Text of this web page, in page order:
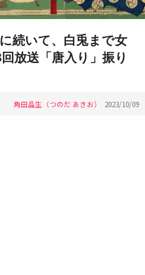
続いて、白兎まで女
放送「唐入り」振り
角田晶生（つのだ あきお） 2023/10/09